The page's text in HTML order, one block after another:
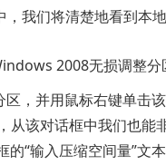
我们将清楚地看到本
并用鼠标右键单击
从该对话框中我们也
“输入压缩空间量”文